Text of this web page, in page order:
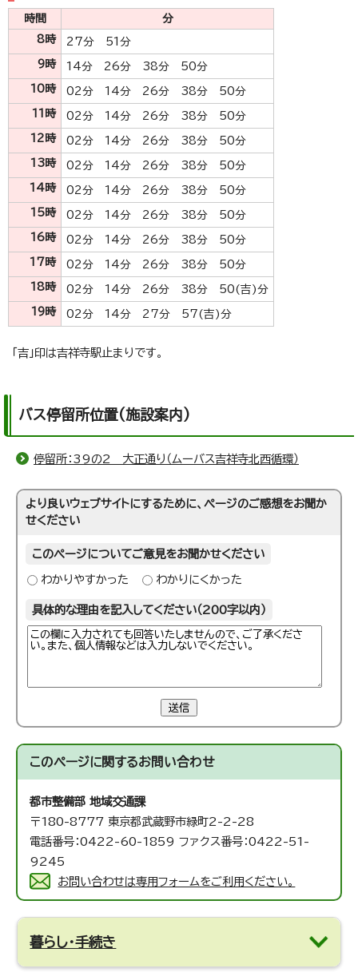
時間
分
8時
27分 51分
9時
14分 26分 38分 50分
10時
02分 14分 26分 38分 50分
11時
02分 14分 26分 38分 50分
12時
02分 14分 26分 38分 50分
13時
02分 14分 26分 38分 50分
14時
02分 14分 26分 38分 50分
15時
02分 14分 26分 38分 50分
16時
02分 14分 26分 38分 50分
17時
02分 14分 26分 38分 50分
18時
02分 14分 26分 38分 50(吉)分
19時
02分 14分 27分 57(吉)分
「吉」印は吉祥寺駅止まりです。
バス停留所位置(施設案内)
停留所：39の2 大正通り（ムーバス吉祥寺北西循環）
より良いウェブサイトにするために、ページのご感想をお聞か
せください
このページについてご意見をお聞かせください
わかりやすかった わかりにくかった
具体的な理由を記入してください（200字以内）
送信
このページに関するお問い合わせ
都市整備部 地域交通課
〒180-8777 東京都武蔵野市緑町2-2-28
電話番号：0422-60-1859 ファクス番号：0422-51-
9245
お問い合わせは専用フォームをご利用ください。
暮らし・手続き